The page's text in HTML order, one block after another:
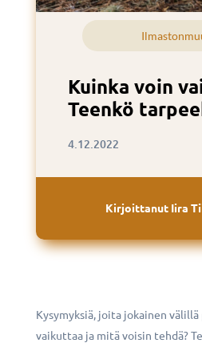
Kuinka voin
Teenkö
4.12.2022
Kirjoittanut Iira
Kysymyksiä, joita jokainen
vaikuttaa ja mitä voisin tehdä?